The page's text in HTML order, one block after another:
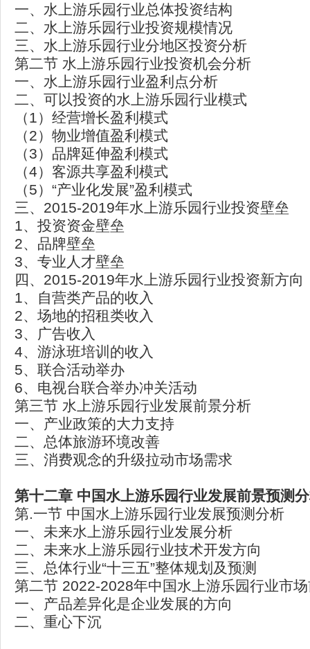
一、水上游乐园行业总体投资结构
二、水上游乐园行业投资规模情况
三、水上游乐园行业分地区投资分析
第二节 水上游乐园行业投资机会分析
一、水上游乐园行业盈利点分析
二、可以投资的水上游乐园行业模式
（1）经营增长盈利模式
（2）物业增值盈利模式
（3）品牌延伸盈利模式
（4）客源共享盈利模式
（5）“产业化发展”盈利模式
三、2015-2019年水上游乐园行业投资壁垒
1、投资资金壁垒
2、品牌壁垒
3、专业人才壁垒
四、2015-2019年水上游乐园行业投资新方向
1、自营类产品的收入
2、场地的招租类收入
3、广告收入
4、游泳班培训的收入
5、联合活动举办
6、电视台联合举办冲关活动
第三节 水上游乐园行业发展前景分析
一、产业政策的大力支持
二、总体旅游环境改善
三、消费观念的升级拉动市场需求
第十二章 中国水上游乐园行业发展前景预测
第.一节 中国水上游乐园行业发展预测分析
一、未来水上游乐园行业发展分析
二、未来水上游乐园行业技术开发方向
三、总体行业“十三五”整体规划及预测
第二节 2022-2028年中国水上游乐园行业市
一、产品差异化是企业发展的方向
二、重心下沉